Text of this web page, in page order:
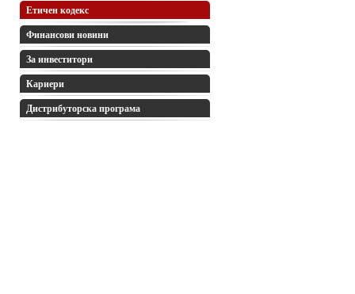
Етичен кодекс
Финансови новини
За инвеститори
Кариери
Дистрибуторска програма